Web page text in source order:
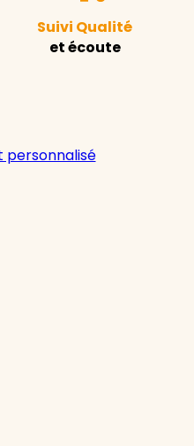
Suivi Qualité
et écoute
personnalisé